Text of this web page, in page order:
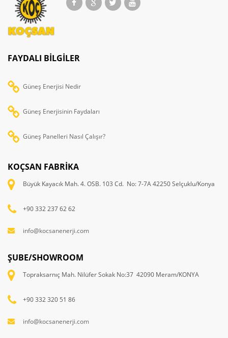
FAYDALI BILGILER
Güneş Enerjisi Nedir
Güneş Enerjisinin Faydaları
Güneş Panelleri Nasıl Çalışır?
KOÇSAN FABRİKA
Büyük Kayacık Mah. 4. OSB. 103 Cd. No: 7-7A 42250 Selçuklu/Konya
+90 332 237 62 62
info@kocsanenerji.com
ŞUBE/SHOWROOM
Topraksarnıç Mah. Nilüfer Sokak No:37 42090 Meram/KONYA
+90 332 320 51 86
info@kocsanenerji.com